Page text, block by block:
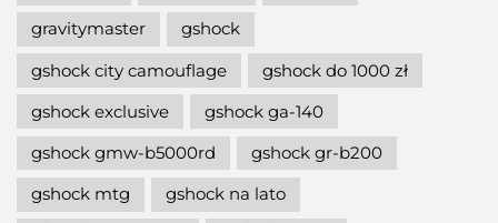
gravitymaster
gshock
gshock city camouflage
gshock do 1000 zł
gshock exclusive
gshock ga-140
gshock gmw-b5000rd
gshock gr-b200
gshock mtg
gshock na lato